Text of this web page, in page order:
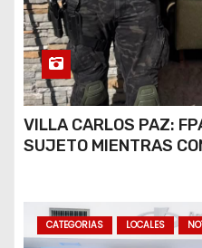
VILLA CARLOS PAZ:
SUJETO MIENTRAS
CATEGORIAS LOCALES